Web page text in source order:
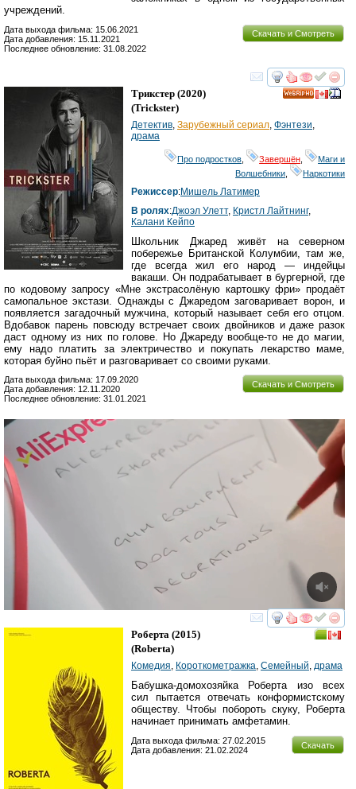
учреждений.
Скачать и Смотреть
Дата выхода фильма: 15.06.2021
Дата добавления: 15.11.2021
Последнее обновление: 31.08.2022
смотреть
Трикстер (2020)
(Trickster)
Детектив Зарубежный сериал Фэнтези
драма
Про подростков Завершён
Маги и
Волшебники
Наркотики
Режиссер:Мишель Латимер
В ролях:Джоэл Улетт, Кристл Лайтнинг,
Калани Кейпо
Школьник Джаред живёт на северном
побережье Британской Колумбии, там же,
где всегда жил его народ — индейцы
вакаши. Он подрабатывает в бургерной, где
по кодовому запросу «Мне экстрасолёную картошку фри» продаёт
самопальное экстази. Однажды с Джаредом заговаривает ворон, и
появляется загадочный мужчина, который называет себя его отцом.
Вдобавок парень повсюду встречает своих двойников и даже разок
даст одному из них по голове. Но Джареду вообще-то не до магии,
ему надо платить за электричество и покупать лекарство маме,
которая буйно пьёт и разговаривает со своими руками.
Скачать и Смотреть
Дата выхода фильма: 17.09.2020
Дата добавления: 12.11.2020
Последнее обновление: 31.01.2021
смотреть
Роберта (2015)
(Roberta)
Комедия, Короткометражка, Семейный, драма
Бабушка-домохозяйка Роберта изо всех
сил пытается отвечать конформистскому
обществу. Чтобы побороть скуку, Роберта
начинает принимать амфетамин.
Скачать
Дата выхода фильма: 27.02.2015
Дата добавления: 21.02.2024